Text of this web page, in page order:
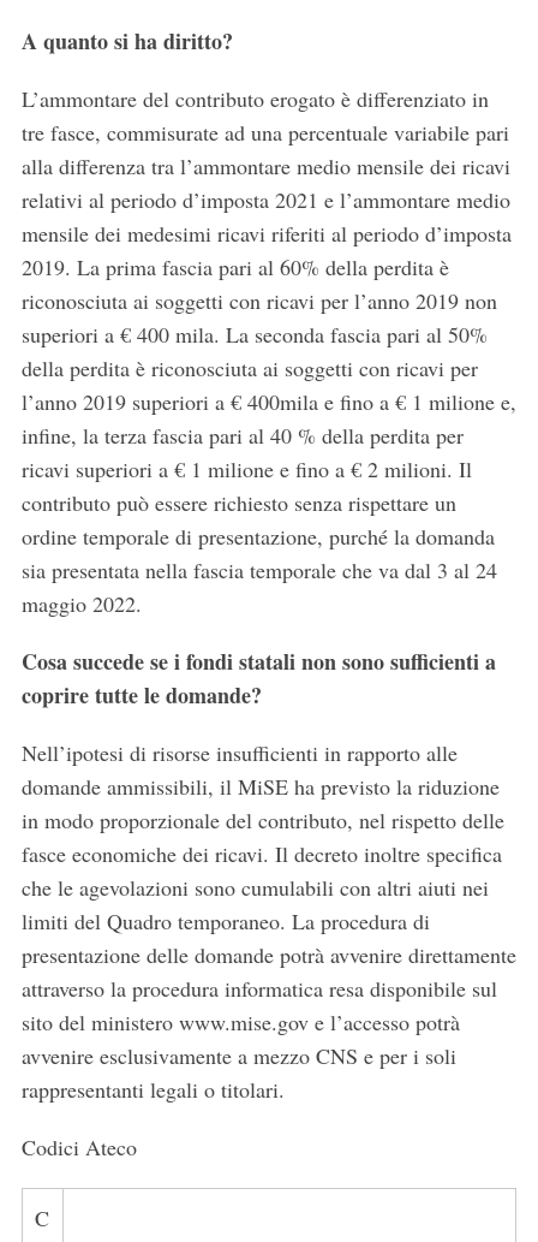
A quanto si ha diritto?
L’ammontaredel contributoerogato è differenziato in
tre fasce, commisurate ad una percentuale variabile pari
alla differenza tra l’ammontare medio mensile dei ricavi
relativi al periodo d’imposta 2021 e l’ammontare medio
mensile dei medesimi ricavi riferiti al periodo d’imposta
2019. La prima fascia pari al 60% della perdita è
riconosciuta ai soggetti con ricavi per l’anno 2019 non
superiori a € 400 mila. La seconda fascia pari al 50%
della perdita è riconosciuta ai soggetti con ricavi per
l’anno 2019 superiori a € 400mila e fino a € 1 milione e,
infine, la terza fascia pari al 40 % della perdita per
ricavi superiori a € 1 milione e fino a € 2 milioni. Il
contributo può essere richiesto senza rispettare un
ordine temporale di presentazione, purché la domanda
sia presentata nella fascia temporaleche va dal 3 al 24
maggio 2022.
Cosa succede se i fondi statali non sono sufficienti a
coprire tutte le domande?
Nell’ipotesi di risorse insufficienti in rapporto alle
domande ammissibili, il MiSE ha previsto la riduzione
in modo proporzionale del contributo, nel rispetto delle
fasce economiche dei ricavi. Il decreto inoltre specifica
che le agevolazionisono cumulabilicon altri aiuti nei
limiti del Quadro temporaneo. La procedura di
presentazione delle domande potrà avvenire direttamente
attraverso la procedura informaticaresa disponibile sul
sito del ministero www.mise.gov e l’accesso potrà
avvenire esclusivamente a mezzo CNS e per i soli
rappresentanti legali o titolari.
Codici Ateco
C